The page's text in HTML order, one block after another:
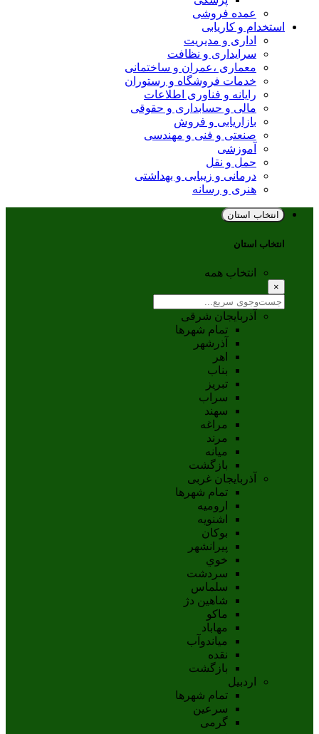
عمده فروشی
استخدام و کاریابی
اداری و مدیریت
سرایداری و نظافت
معماری ،عمران و ساختمانی
خدمات فروشگاه و رستوران
رایانه و فناوری اطلاعات
مالی و حسابداری و حقوقی
بازاریابی و فروش
صنعتی و فنی و مهندسی
آموزشی
حمل و نقل
درمانی و زیبایی و بهداشتی
هنری و رسانه
انتخاب استان
انتخاب استان
انتخاب همه
×
آذربایجان شرقی
تمام شهر‌ها
آذرشهر
اهر
بناب
تبريز
سراب
سهند
مراغه
مرند
ميانه
بازگشت
آذربایجان غربی
تمام شهر‌ها
اروميه
اشنويه
بوکان
پيرانشهر
خوي
سردشت
سلماس
شاهين دژ
ماکو
مهاباد
مياندوآب
نقده
بازگشت
اردبیل
تمام شهر‌ها
سرعین
گرمی